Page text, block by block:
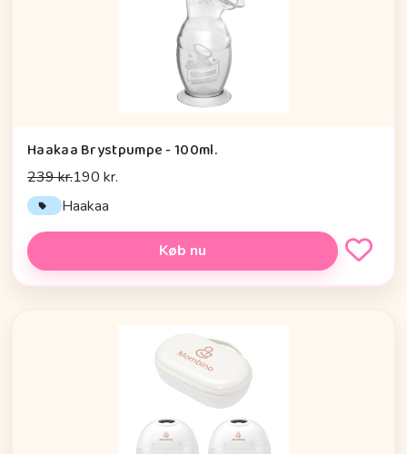
Haakaa Brystpumpe - 100ml.
239 kr.190 kr.
Haakaa
Køb nu